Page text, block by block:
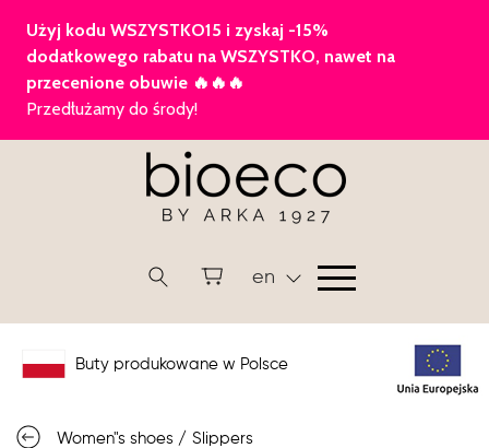
en
Buty produkowane w Polsce
Women"s shoes / Slippers